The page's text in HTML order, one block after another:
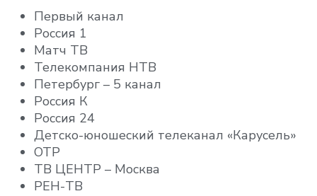
Ru.TV HD
360 Новости HD
360° HD
Вместе-РФ
Мир 24
РБК ТВ HD
RT Arabic HD
RTD HD
Беларусь 24
Большая Азия HD
Диалоги о рыбалке HD
РЖД ТВ
Союз
Успех
ТВ-3
Пятница
Звезда
МИР
ТНТ
МУЗ HD
Первый канал
Россия 1
Матч ТВ
Телекомпания НТВ
Петербург – 5 канал
Россия К
Россия 24
Детско-юношеский телеканал «Карусель»
ОТР
ТВ ЦЕНТР – Москва
РЕН-ТВ